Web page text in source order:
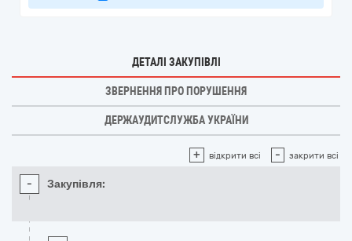
ДЕТАЛІ ЗАКУПІВЛІ
ЗВЕРНЕННЯ ПРО ПОРУШЕННЯ
ДЕРЖАУДИТСЛУЖБА УКРАЇНИ
+ відкрити всі - закрити всі
- Закупівля: